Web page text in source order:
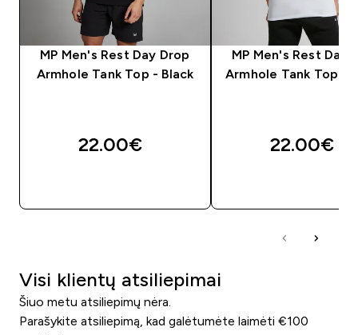
MP Men's Rest Day Drop
Armhole Tank Top - Black
22.00€‎
MP Men's Rest Day
Armhole Tank Top -
22.00€‎
Visi klientų atsiliepimai
Šiuo metu atsiliepimų nėra.
Parašykite atsiliepimą, kad galėtumėte laimėti €100